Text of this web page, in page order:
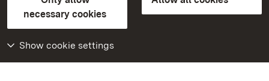
necessary cookies
Show cookie settings
FAQMasthead Data protection
Declaration on barrier-free access
BITV-konform (geprüfte Seiten)